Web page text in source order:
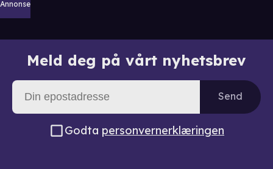
Annonse
Meld deg på vårt nyhetsbrev
Send
Godta personvernerklæringen